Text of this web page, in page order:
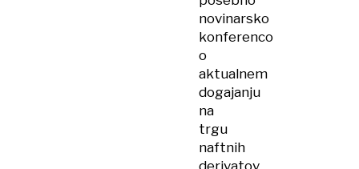
novinarsko
konferenco
o
aktualnem
dogajanju
na
trgu
naftnih
derivatov.